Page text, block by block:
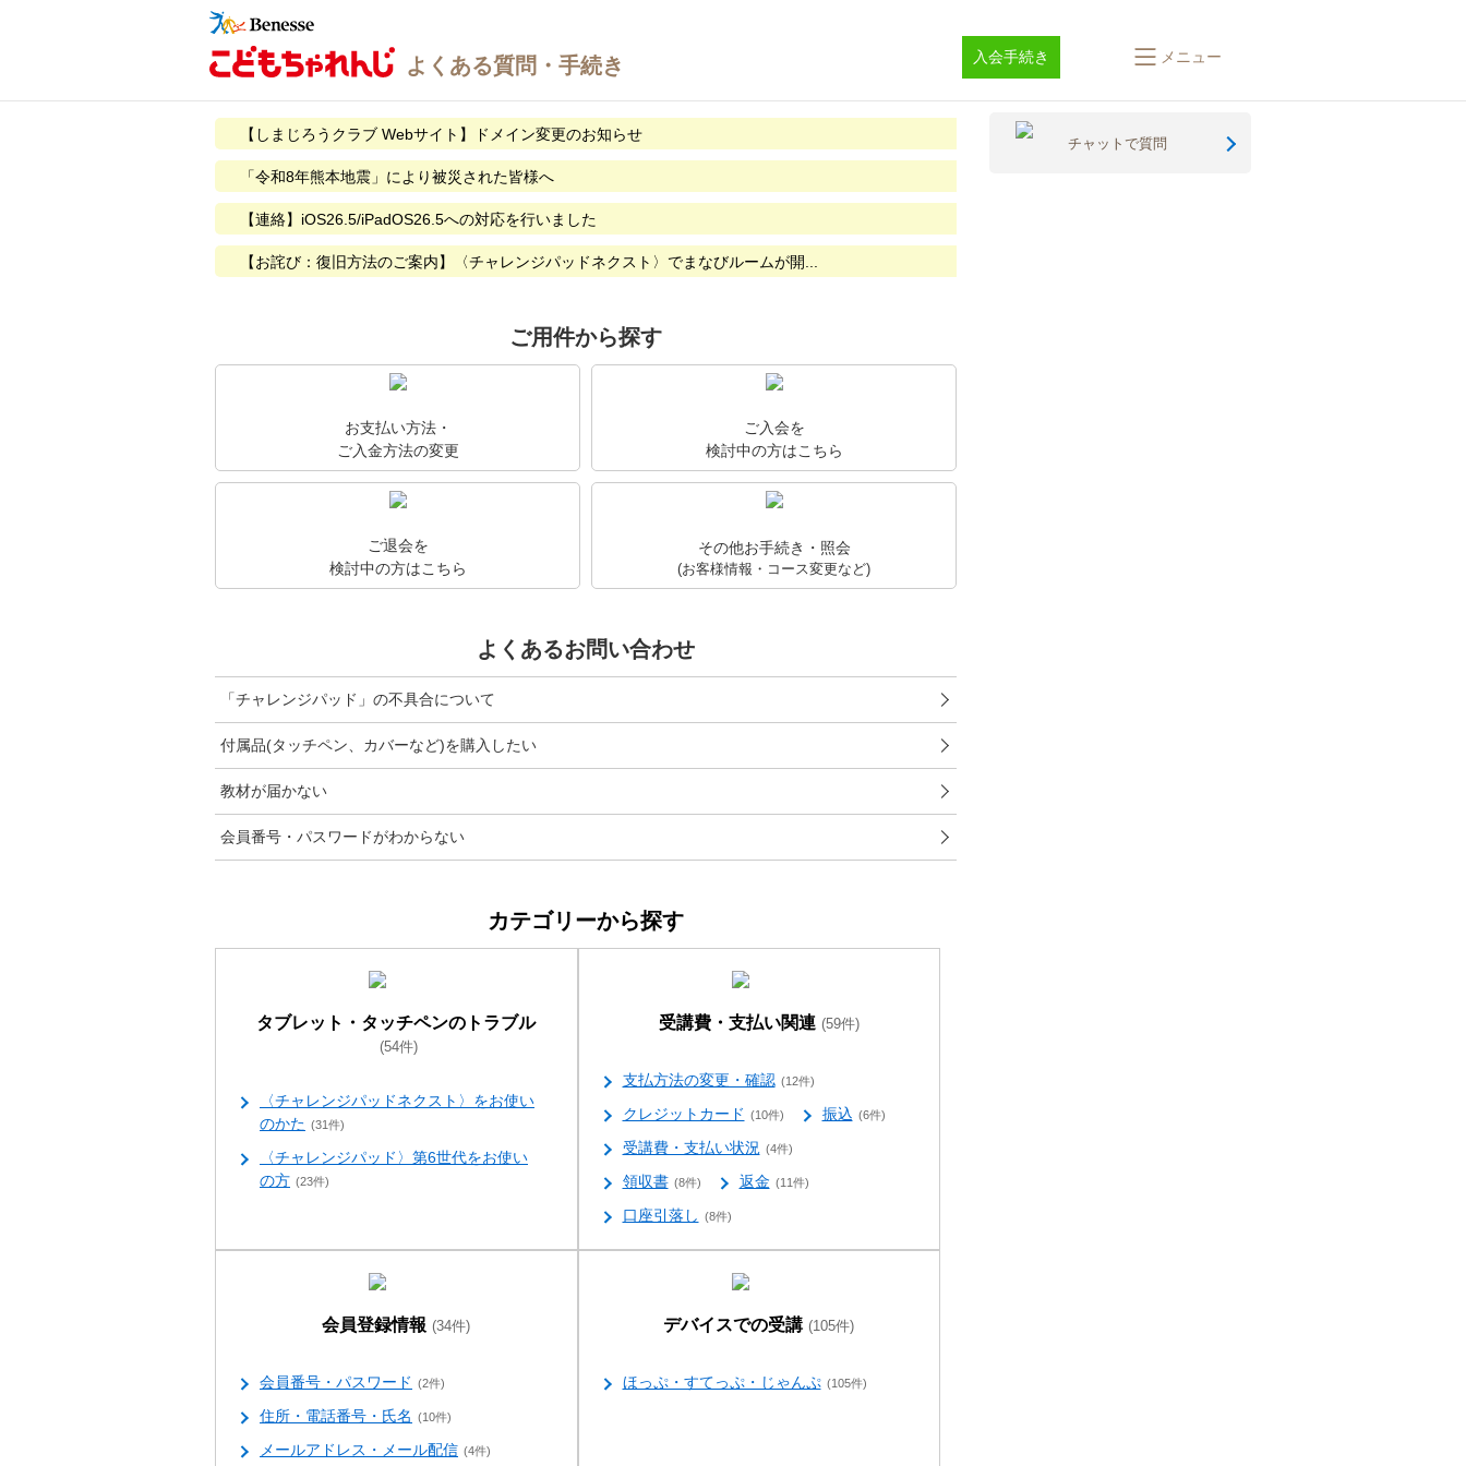
入会手続き メニュー
チャットで質問
【しまじろうクラブ Webサイト】ドメイン変更のお知らせ
「令和8年熊本地震」により被災された皆様へ
【連絡】iOS26.5/iPadOS26.5への対応を行いました
【お詫び：復旧方法のご案内】〈チャレンジパッドネクスト〉でまなびルームが開...
ご用件から探す
お支払い方法・
ご入金方法の変更
ご入会を
検討中の方はこちら
ご退会を
検討中の方はこちら
その他お手続き・照会
(お客様情報・コース変更など)
よくあるお問い合わせ
「チャレンジパッド」の不具合について
付属品(タッチペン、カバーなど)を購入したい
教材が届かない
会員番号・パスワードがわからない
カテゴリーから探す
タブレット・タッチペンのトラブル
(54件)
〈チャレンジパッドネクスト〉をお使い
のかた (31件)
〈チャレンジパッド〉第6世代をお使い
の方 (23件)
受講費・支払い関連 (59件)
支払方法の変更・確認 (12件)
クレジットカード (10件) 振込 (6件)
受講費・支払い状況 (4件)
領収書 (8件) 返金 (11件)
口座引落し (8件)
会員登録情報 (34件)
会員番号・パスワード (2件)
住所・電話番号・氏名 (10件)
メールアドレス・メール配信 (4件)
デバイスでの受講 (105件)
ほっぷ・すてっぷ・じゃんぷ (105件)